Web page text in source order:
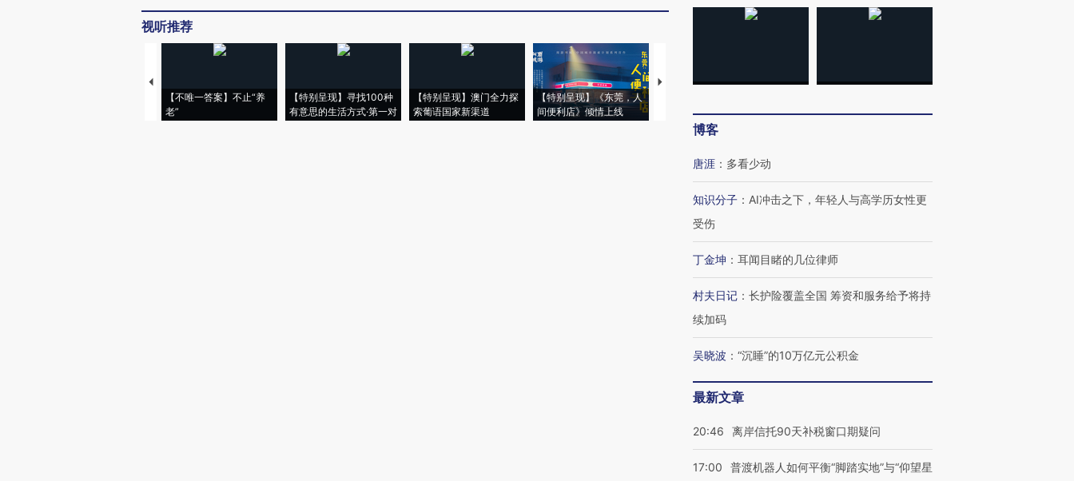
视听推荐
【不唯一答案】不止“养
老”
【特别呈现】寻找100种
有意思的生活方式·第一对
【特别呈现】澳门全力探
索葡语国家新渠道
【特别呈现】《东莞，人
间便利店》倾情上线
【推广】走进第四届链博
有意思的生活方式·第三对
【商旅对话】华住集团
住三大增长引擎是什么？
博客
唐涯 ： 多看少动
知识分子 ： AI冲击之下，年轻人与高学历女性更
受伤
丁金坤 ： 耳闻目睹的几位律师
村夫日记 ： 长护险覆盖全国 筹资和服务给予将持
续加码
吴晓波 ： “沉睡”的10万亿元公积金
最新文章
20:46 离岸信托90天补税窗口期疑问
17:00
普渡机器人如何平衡“脚踏实地”与“仰望星